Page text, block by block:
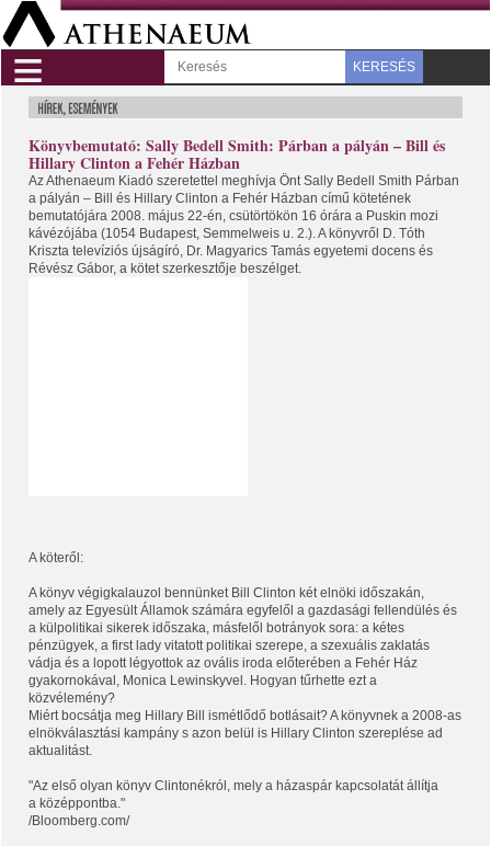
≡ KERESÉS
Könyvbemutató: Sally Bedell Smith: Párban a pályán – Bill és
Hillary Clinton a Fehér Házban
Az Athenaeum Kiadó szeretettel meghívja Önt Sally Bedell Smith Párban
a pályán – Bill és Hillary Clinton a Fehér Házban című kötetének
bemutatójára 2008. május 22-én, csütörtökön 16 órára a Puskin mozi
kávézójába (1054 Budapest, Semmelweis u. 2.). A könyvről D. Tóth
Kriszta televíziós újságíró, Dr. Magyarics Tamás egyetemi docens és
Révész Gábor, a kötet szerkesztője beszélget.
A köteről:
A könyv végigkalauzol bennünket Bill Clinton két elnöki időszakán,
amely az Egyesült Államok számára egyfelől a gazdasági fellendülés és
a külpolitikai sikerek időszaka, másfelől botrányok sora: a kétes
pénzügyek, a first lady vitatott politikai szerepe, a szexuális zaklatás
vádja és a lopott légyottok az ovális iroda előterében a Fehér Ház
gyakornokával, Monica Lewinskyvel. Hogyan tűrhette ezt a
közvélemény?
Miért bocsátja meg Hillary Bill ismétlődő botlásait? A könyvnek a 2008-as
elnökválasztási kampány s azon belül is Hillary Clinton szereplése ad
aktualitást.
"Az első olyan könyv Clintonékról, mely a házaspár kapcsolatát állítja
a középpontba."
/Bloomberg.com/